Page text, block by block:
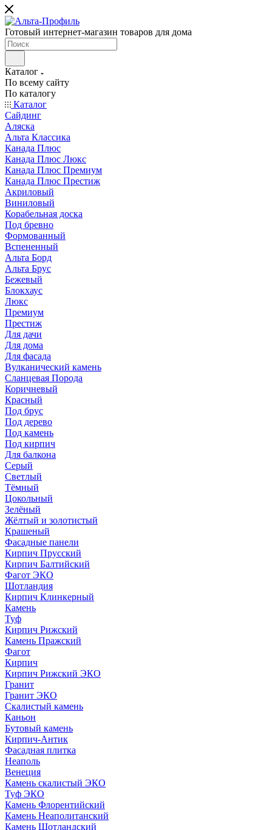
Готовый интернет-магазин товаров для дома
Каталог
По всему сайту
По каталогу
Каталог
Сайдинг
Аляска
Альта Классика
Канада Плюс
Канада Плюс Люкс
Канада Плюс Премиум
Канада Плюс Престиж
Акриловый
Виниловый
Корабельная доска
Под бревно
Формованный
Вспененный
Альта Борд
Альта Брус
Бежевый
Блокхаус
Люкс
Премиум
Престиж
Для дачи
Для дома
Для фасада
Вулканический камень
Сланцевая Порода
Коричневый
Красный
Под брус
Под дерево
Под камень
Под кирпич
Для балкона
Серый
Светлый
Тёмный
Цокольный
Зелёный
Жёлтый и золотистый
Крашеный
Фасадные панели
Кирпич Прусский
Кирпич Балтийский
Фагот ЭКО
Шотландия
Кирпич Клинкерный
Камень
Туф
Кирпич Рижский
Камень Пражский
Фагот
Кирпич
Кирпич Рижский ЭКО
Гранит
Гранит ЭКО
Скалистый камень
Каньон
Бутовый камень
Кирпич-Антик
Фасадная плитка
Неаполь
Венеция
Камень скалистый ЭКО
Туф ЭКО
Камень Флорентийский
Камень Неаполитанский
Камень Шотландский